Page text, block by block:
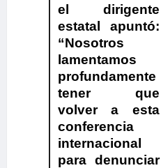
el dirigente
estatal apuntó:
“Nosotros
lamentamos
profundamente
tener que
volver a esta
conferencia
internacional
para denunciar